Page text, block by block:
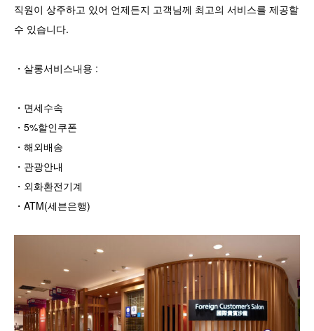
직원이 상주하고 있어 언제든지 고객님께 최고의 서비스를 제공할
수 있습니다.
・살롱서비스내용 :
・면세수속
・5%할인쿠폰
・해외배송
・관광안내
・외화환전기계
・ATM(세븐은행)